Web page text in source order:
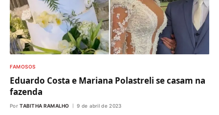
FAMOSOS
Eduardo Costa e Mariana Polastreli se casam na
fazenda
Por TABITHA RAMALHO 9 de abril de 2023